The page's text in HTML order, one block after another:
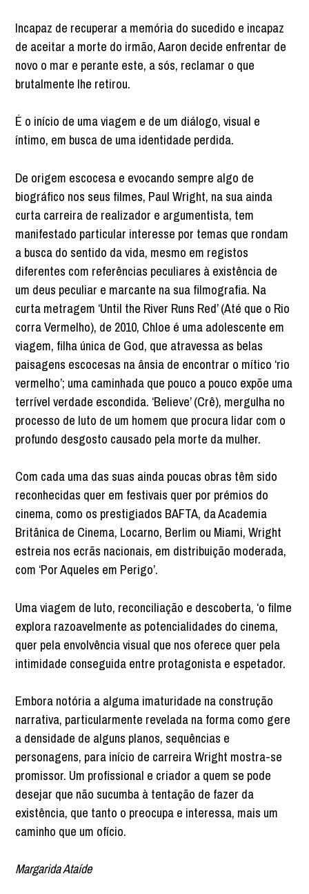
Incapaz de recuperar a memória do sucedido e incapaz
de aceitar a morte do irmão, Aaron decide enfrentar de
novo o mar e perante este, a sós, reclamar o que
brutalmente lhe retirou.
É o início de uma viagem e de um diálogo, visual e
íntimo, em busca de uma identidade perdida.
De origem escocesa e evocando sempre algo de
biográfico nos seus filmes, Paul Wright, na sua ainda
curta carreira de realizador e argumentista, tem
manifestado particular interesse por temas que rondam
a busca do sentido da vida, mesmo em registos
diferentes com referências peculiares à existência de
um deus peculiar e marcante na sua filmografia. Na
curta metragem ‘Until the River Runs Red’ (Até que o Rio
corra Vermelho), de 2010, Chloe é uma adolescente em
viagem, filha única de God, que atravessa as belas
paisagens escocesas na ânsia de encontrar o mítico ‘rio
vermelho’; uma caminhada que pouco a pouco expõe uma
terrível verdade escondida. ‘Believe’ (Crê), mergulha no
processo de luto de um homem que procura lidar com o
profundo desgosto causado pela morte da mulher.
Com cada uma das suas ainda poucas obras têm sido
reconhecidas quer em festivais quer por prémios do
cinema, como os prestigiados BAFTA, da Academia
Britânica de Cinema, Locarno, Berlim ou Miami, Wright
estreia nos ecrãs nacionais, em distribuição moderada,
com ‘Por Aqueles em Perigo’.
Uma viagem de luto, reconciliação e descoberta, ‘o filme
explora razoavelmente as potencialidades do cinema,
quer pela envolvência visual que nos oferece quer pela
intimidade conseguida entre protagonista e espetador.
Embora notória a alguma imaturidade na construção
narrativa, particularmente revelada na forma como gere
a densidade de alguns planos, sequências e
personagens, para início de carreira Wright mostra-se
promissor. Um profissional e criador a quem se pode
desejar que não sucumba à tentação de fazer da
existência, que tanto o preocupa e interessa, mais um
caminho que um ofício.
Margarida Ataíde